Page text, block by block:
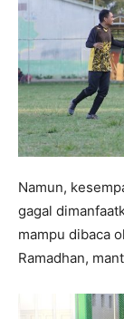
Namun,
gagal
mampu dibaca
Ramadhan,